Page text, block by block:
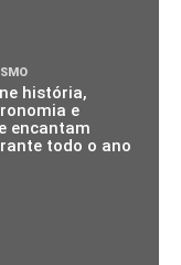
história,
e
encantam
todo o ano